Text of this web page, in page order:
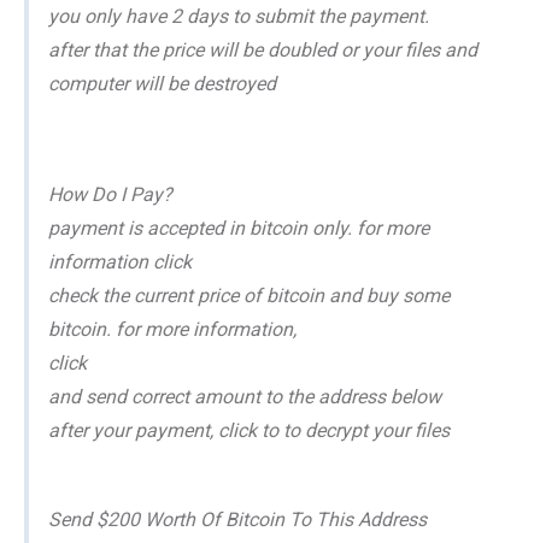
you only have 2 days to submit the payment.
after that the price will be doubled or your files and
computer will be destroyed
How Do I Pay?
payment is accepted in bitcoin only. for more
information click
check the current price of bitcoin and buy some
bitcoin. for more information,
click
and send correct amount to the address below
after your payment, click to to decrypt your files
Send $200 Worth Of Bitcoin To This Address